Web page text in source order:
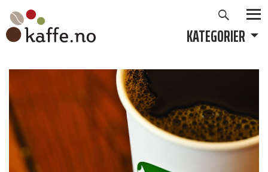
Hopp
innhold
KATEGORIER